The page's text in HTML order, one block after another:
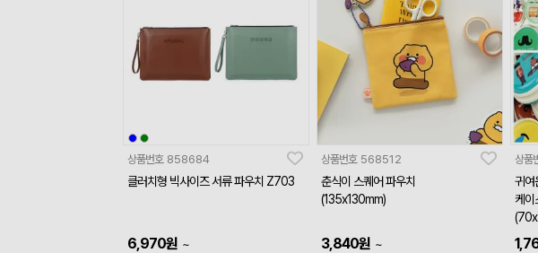
상품번호 858684
클러치형 빅사이즈 서류 파우치 Z703
6,970원 ~
상품번호 568512
춘식이 스퀘어 파우치
(135x130mm)
3,840원 ~
상품
귀여
케이